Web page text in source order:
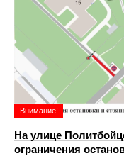
Внимание!
На улице
ограничения